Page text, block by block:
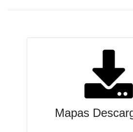
Mapas